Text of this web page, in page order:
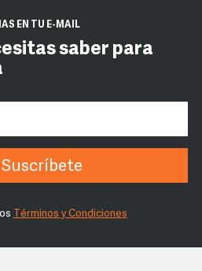
EN TU E-MAIL
saber para
Suscríbete
Términos y Condiciones